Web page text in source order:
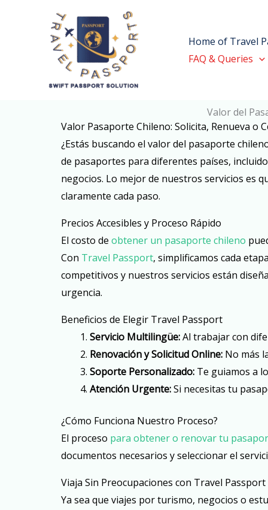
Home of Travel
FAQ & Queries
Valor del
Valor Pasaporte Chileno: Solicita, Renueva o
¿Estás buscando el valor del pasaporte
de pasaportes para diferentes países,
negocios. Lo mejor de nuestros servicios es
claramente cada paso.
Precios Accesibles y Proceso Rápido
El costo de obtener un pasaporte chileno
Con Travel Passport, simplificamos cada
competitivos y nuestros servicios están
urgencia.
Beneficios de Elegir Travel Passport
Servicio Multilingüe:Al trabajar con
Renovación y Solicitud Online: No más
Soporte Personalizado: Te guiamos a
Atención Urgente:Si necesitas tu
¿Cómo Funciona Nuestro Proceso?
El proceso para obtener o renovar tu
documentos necesarios y seleccionar el
Viaja Sin Preocupaciones con Travel Passport
Ya sea que viajes por turismo, negocios o